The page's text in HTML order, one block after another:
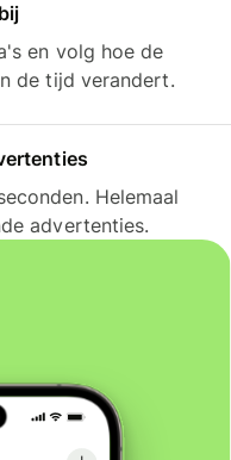
en volg hoe de
de tijd verandert.
Helemaal
advertenties.